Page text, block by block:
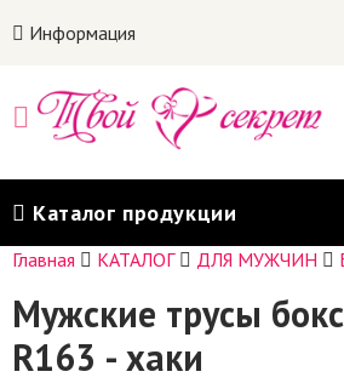
Информация
Каталог продукции
Главная КАТАЛОГ ДЛЯ МУЖЧИН
Мужские трусы
R163 - хаки